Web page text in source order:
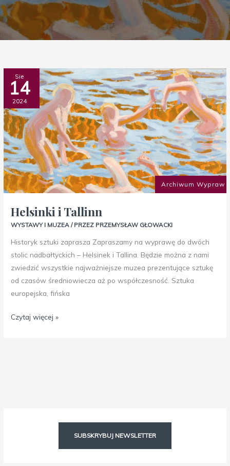
Archiwum Wypraw
Sie
14
2024
Helsinki i Tallinn
WYSTAWY I MUZEA / PRZEZ PRZEMYSŁAW GŁOWACKI
Historyk sztuki zaprasza Zapraszamy na wyprawę do dwóch
stolic nadbałtyckich – Helsinek i Tallina. Będzie można z nami
zwiedzić wszystkie najważniejsze muzea prezentujące sztukę
od czasów średniowiecza aż po współczesność. Sztuka
europejska, fińska
Helsinki
i
Tallinn
Czytaj więcej »
SUBSKRYBUJ NEWSLETTER